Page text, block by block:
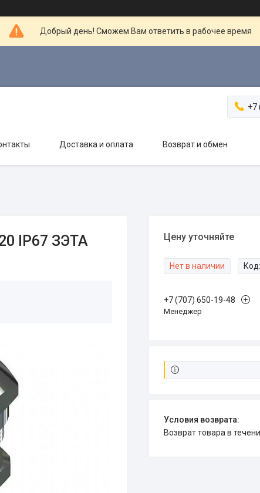
Добрый день! Сможем Вам ответить в рабочее время
+7
Доставка и оплата Возврат и обмен
IP67 ЗЭТА Цену уточняйте
Нет в наличии Код:
+7 (707) 650-19-48
Менеджер
возврат товара в